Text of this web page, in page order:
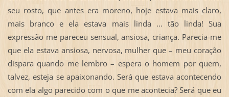
seu rosto, que antes era moreno, hoje estava mais claro,
mais branco e ela estava mais linda ... tão linda! Sua
expressão me pareceu sensual, ansiosa, criança. Parecia-me
que ela estava ansiosa, nervosa, mulher que – meu coração
dispara quando me lembro – espera o homem por quem,
talvez, esteja se apaixonando. Será que estava acontecendo
com ela algo parecido com o que me acontecia? Será que eu